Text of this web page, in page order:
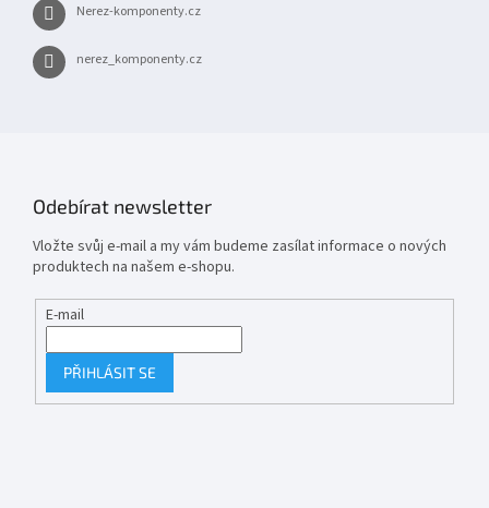
Nerez-komponenty.cz
nerez_komponenty.cz
Odebírat newsletter
Vložte svůj e-mail a my vám budeme zasílat informace o nových
produktech na našem e-shopu.
E-mail
PŘIHLÁSIT SE